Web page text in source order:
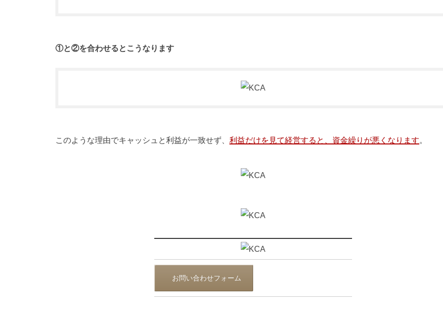
①と②を合わせるとこうなります
このような理由でキャッシュと利益が一致せず、 利益だけを見て経営すると、資金繰りが悪くなります。
お問い合わせフォーム